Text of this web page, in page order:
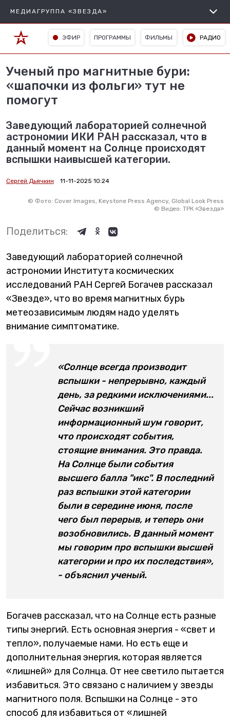
МЕДИАГРУППА «ЗВЕЗДА»
ЭФИР ПРОГРАММЫ ФИЛЬМЫ РАДИО
Ученый про магнитные бури:
«шапочки из фольги» тут не
помогут
Заведующий лабораторией солнечной
астрономии ИКИ РАН рассказал, что в
данный момент на Солнце происходят
вспышки наивысшей категории.
Сергей Дьячкин 11-11-2025 10:24
© Фото: Cover Images, Keystone Press Agency, Global Look Press
© Видео: ТРК «Звезда»
Поделиться:
Заведующий лабораторией солнечной
астрономии Института космических
исследований РАН Сергей Богачев рассказал
«Звезде», что во время магнитных бурь
метеозависимым людям надо уделять
внимание симптоматике.
«Солнце всегда производит
вспышки - непрерывно, каждый
день, за редкими исключениями...
Сейчас возникший
информационный шум говорит,
что происходят события,
стоящие внимания. Это правда.
На Солнце были события
высшего балла "икс". В последний
раз вспышки этой категории
были в середине июня, после
чего был перерыв, и теперь они
возобновились. В данный момент
мы говорим про вспышки высшей
категории и про их последствия»,
- объяснил ученый.
Богачев рассказал, что на Солнце есть разные
типы энергий. Есть основная энергия - «свет и
тепло», получаемые нами. Но есть еще и
дополнительная энергия, которая является
«лишней» для Солнца. От нее светило пытается
избавиться. Это связано с наличием у звезды
магнитного поля. Вспышки на Солнце - это
способ для избавиться от «лишней